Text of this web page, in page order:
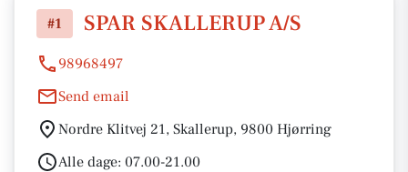
#1 SPAR SKALLERUP A/S
98968497
Send email
Nordre Klitvej 21, Skallerup, 9800 Hjørring
Alle dage: 07.00-21.00